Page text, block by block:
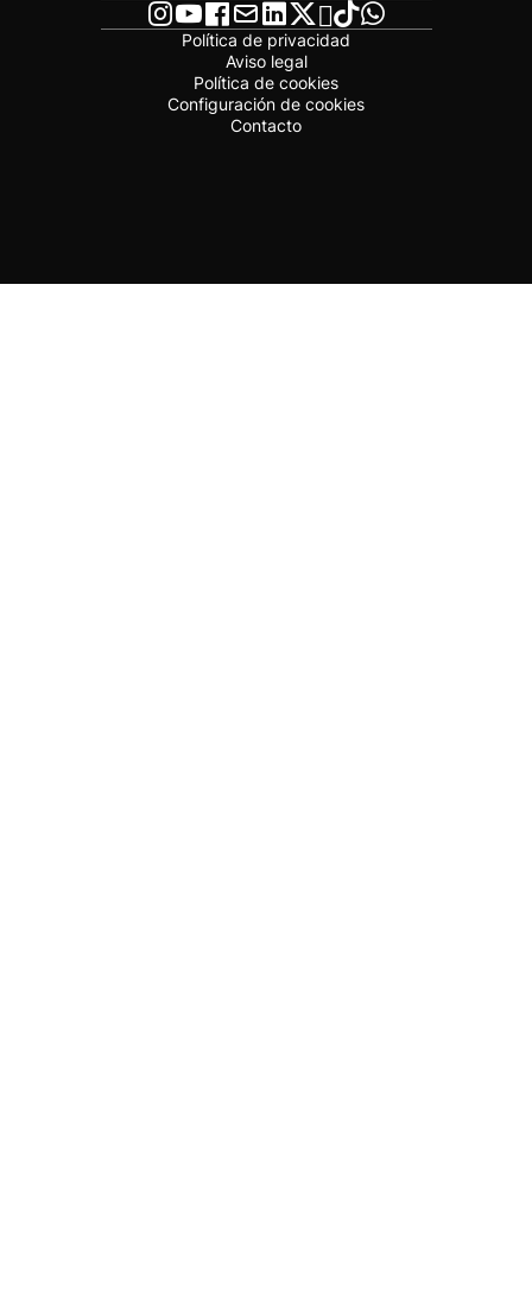
Política de privacidad
Aviso legal
Política de cookies
Configuración de cookies
Contacto